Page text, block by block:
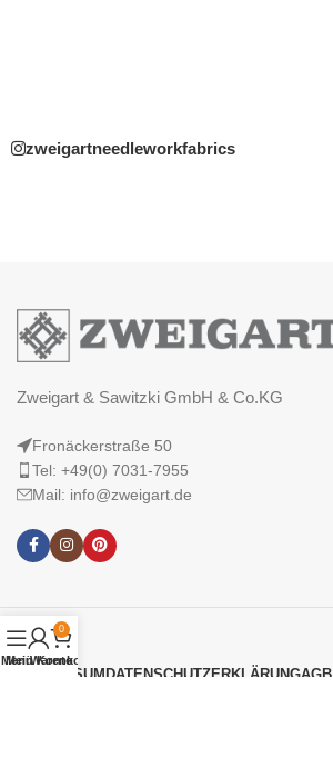
zweigartneedleworkfabrics
Zweigart & Sawitzki GmbH & Co.KG
Fronäckerstraße 50
Tel: +49(0) 7031-7955
Mail: info@zweigart.de
IMPRESSUMDATENSCHUTZERKLÄRUNGAGB
Menü
Mein Konto
0
Warenkorb